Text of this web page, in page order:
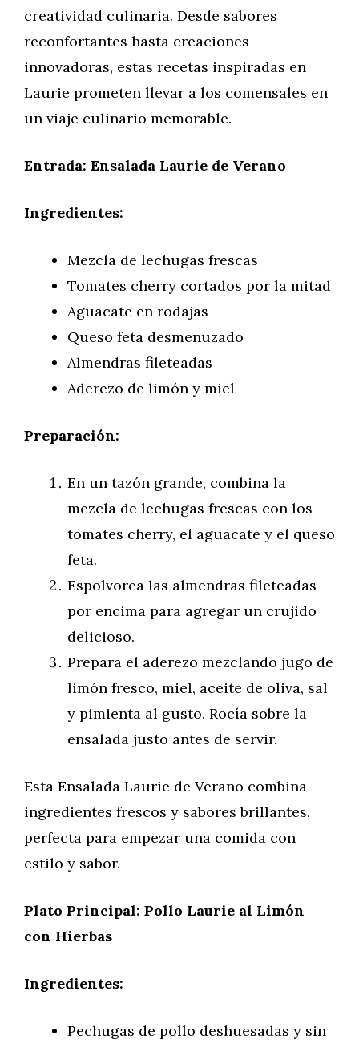
creatividad culinaria. Desde sabores
reconfortantes hasta creaciones
innovadoras, estas recetas inspiradas en
Laurie prometen llevar a los comensales en
un viaje culinario memorable.
Entrada: Ensalada Laurie de Verano
Ingredientes:
Mezcla de lechugas frescas
Tomates cherry cortados por la mitad
Aguacate en rodajas
Queso feta desmenuzado
Almendras fileteadas
Aderezo de limón y miel
Preparación:
En un tazón grande, combina la
mezcla de lechugas frescas con los
tomates cherry, el aguacate y el queso
feta.
Espolvorea las almendras fileteadas
por encima para agregar un crujido
delicioso.
Prepara el aderezo mezclando jugo de
limón fresco, miel, aceite de oliva, sal
y pimienta al gusto. Rocía sobre la
ensalada justo antes de servir.
Esta Ensalada Laurie de Verano combina
ingredientes frescos y sabores brillantes,
perfecta para empezar una comida con
estilo y sabor.
Plato Principal: Pollo Laurie al Limón
con Hierbas
Ingredientes:
Pechugas de pollo deshuesadas y sin